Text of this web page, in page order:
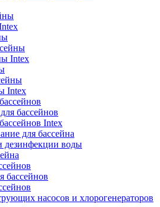
Intex
Intex
бассейнов
Intex
для бассейна
дезинфекции воды
бассейнов
насосов и хлорогенераторов